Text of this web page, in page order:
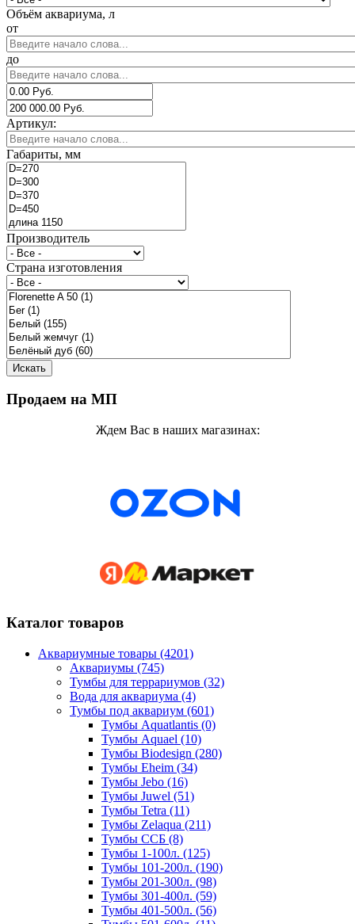
Объём аквариума, л
от
до
Артикул:
Габариты, мм
Производитель
Страна изготовления
Продаем на МП
Ждем Вас в наших магазинах:
Каталог товаров
Аквариумные товары (4201)
Аквариумы (745)
Тумбы для террариумов (32)
Вода для аквариума (4)
Тумбы под аквариум (601)
Тумбы Aquatlantis (0)
Тумбы Aquael (10)
Тумбы Biodesign (280)
Тумбы Eheim (34)
Тумбы Jebo (16)
Тумбы Juwel (51)
Тумбы Tetra (11)
Тумбы Zelaqua (211)
Тумбы ССБ (8)
Тумбы 1-100л. (125)
Тумбы 101-200л. (190)
Тумбы 201-300л. (98)
Тумбы 301-400л. (59)
Тумбы 401-500л. (56)